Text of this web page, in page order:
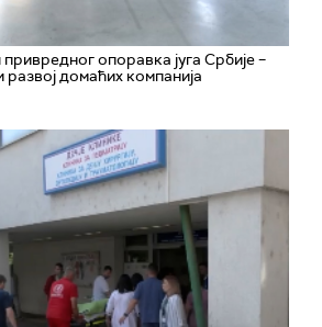
опоравка југа Србије –
развој домаћих компанија